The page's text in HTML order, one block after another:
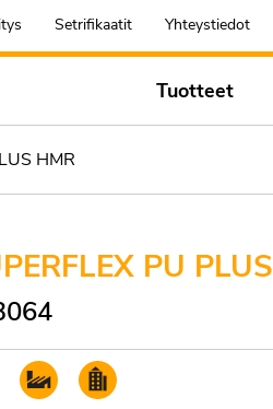
Setrifikaatit Yhteystiedot
Tuotteet
HMR
PU